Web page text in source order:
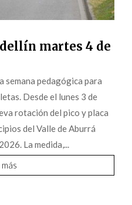
martes 4 de
semana pedagógica para
Desde el lunes 3 de
rotación del pico y placa
del Valle de Aburrá
La medida,...